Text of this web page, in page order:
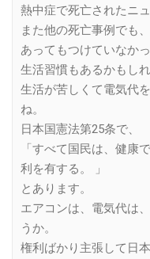
熱中症で死亡されたニュ
また他の死亡事例でも
あってもつけていなか
生活習慣もあるかもしれ
生活が苦しくて電気代
ね。
日本国憲法第25条で、
「すべて国民は、健康
利を有する。 」
とあります。
エアコンは、電気代は
うか。
権利ばかり主張して日